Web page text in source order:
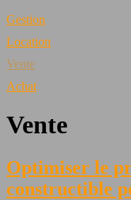
Gestion
Location
Vente
Achat
Vente
Optimiser le
constructible